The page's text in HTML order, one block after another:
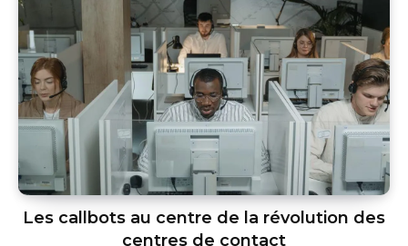
Les callbots au centre de la révolution des
centres de contact